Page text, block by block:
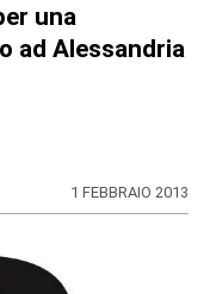
una
ad Alessandria
1 FEBBRAIO 2013